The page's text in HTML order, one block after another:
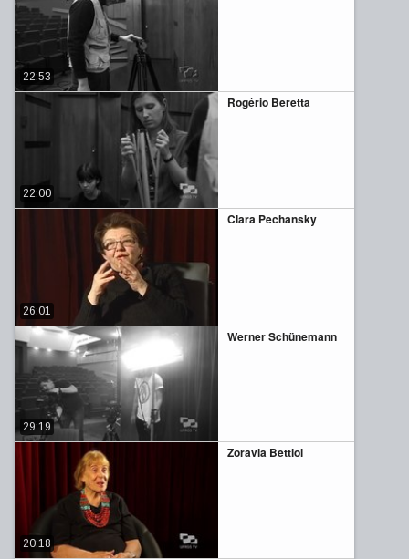
22:53
Rogério Beretta
22:00
Clara Pechansky
26:01
Werner Schünemann
29:19
Zoravia Bettiol
20:18